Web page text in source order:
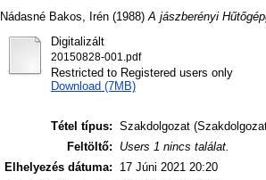
Nádasné Bakos, Irén (1988) A jászberényi
Digitalizált
20150828-001.pdf
Restricted to Registered users only
Download (7MB)
Tétel típus: Szakdolgozat
Feltöltő:
Users 1 nincs találat.
Elhelyezés dátuma:
17 Júni 2021 20:20